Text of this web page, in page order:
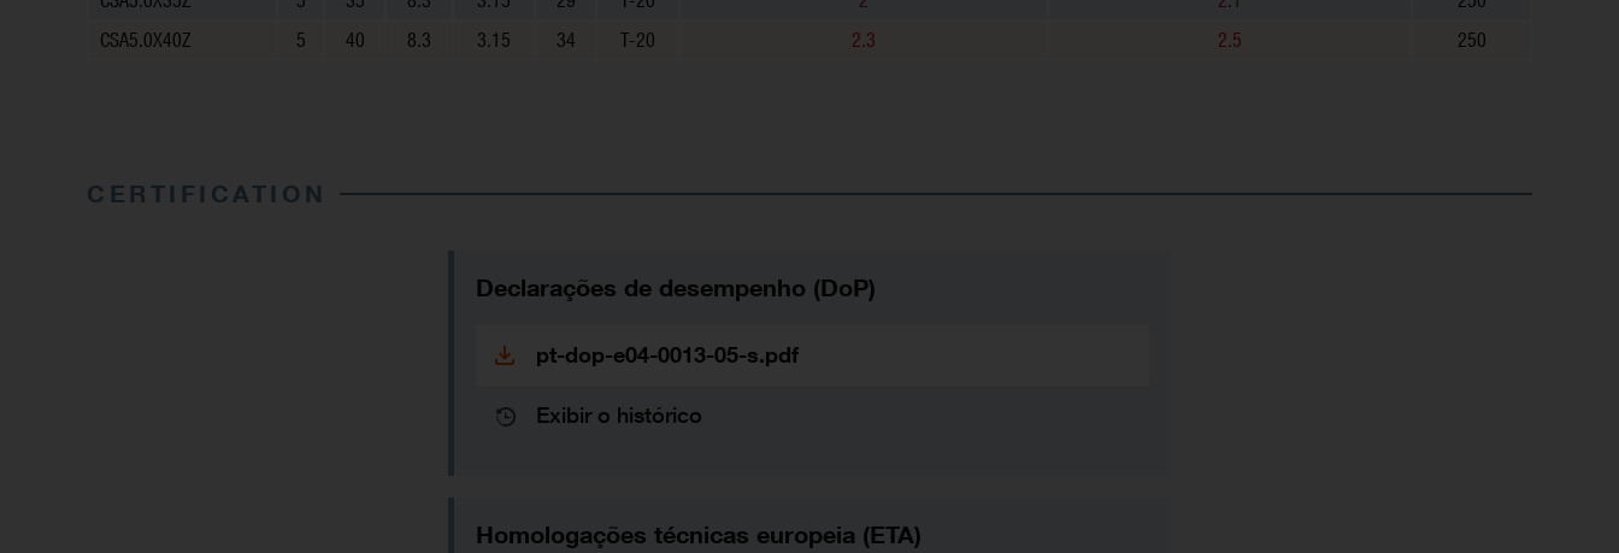
CSA5.0X40Z
5 40 8.3 3.15 34 T-20 2.3 2.5 250
CERTIFICATION
Declarações de desempenho (DoP)
pt-dop-e04-0013-05-s.pdf
Exibir o histórico
Homologações técnicas europeia (ETA)